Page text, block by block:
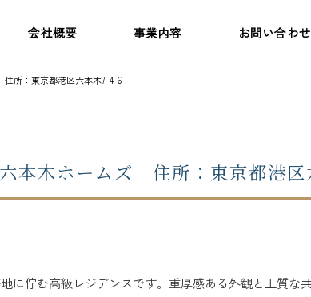
会社概要 事業内容 お問い合わせ
所：東京都港区六本木7-4-6
本木ホームズ 住所：東京都港
に佇む高級レジデンスです。重厚感ある外観と上質